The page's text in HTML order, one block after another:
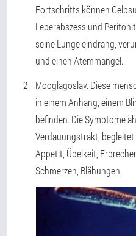
Fortschritts können
Leberabszess und
seine Lunge eindrang,
und einen Atemmangel.
Mooglagoslav. Diese
in einem Anhang, einem
befinden. Die Symptome
Verdauungstrakt,
Appetit, Übelkeit,
Schmerzen, Blähungen.